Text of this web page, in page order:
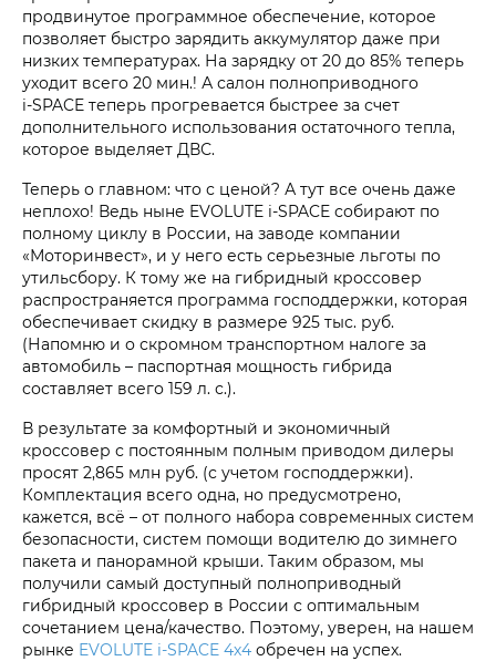
продвинутое программное обеспечение, которое
позволяет быстро зарядить аккумулятор даже при
низких температурах. На зарядку от 20 до 85% теперь
уходит всего 20 мин.! А салон полноприводного
i‑SPACE теперь прогревается быстрее за счет
дополнительного использования остаточного тепла,
которое выделяет ДВС.
Теперь о главном: что с ценой? А тут все очень даже
неплохо! Ведь ныне EVOLUTE i‑SPACE собирают по
полному циклу в России, на заводе компании
«Моторинвест», и у него есть серьезные льготы по
утильсбору. К тому же на гибридный кроссовер
распространяется программа господдержки, которая
обеспечивает скидку в размере 925 тыс. руб.
(Напомню и о скромном транспортном налоге за
автомобиль – паспортная мощность гибрида
составляет всего 159 л. с.).
В результате за комфортный и экономичный
кроссовер с постоянным полным приводом дилеры
просят 2,865 млн руб. (с учетом господдержки).
Комплектация всего одна, но предусмотрено,
кажется, всё – от полного набора современных систем
безопасности, систем помощи водителю до зимнего
пакета и панорамной крыши. Таким образом, мы
получили самый доступный полноприводный
гибридный кроссовер в России с оптимальным
сочетанием цена/качество. Поэтому, уверен, на нашем
рынке EVOLUTE i‑SPACE 4х4 обречен на успех.